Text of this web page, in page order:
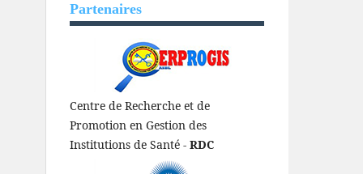
Partenaires
Centre de Recherche et de
Promotion en Gestion des
Institutions de Santé - RDC